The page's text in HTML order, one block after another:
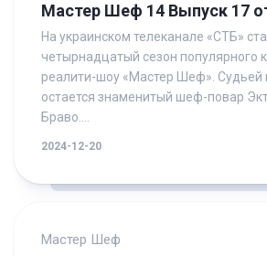
Мастер Шеф 14 Выпуск 17
На украинском телеканале «СТБ»
четырнадцатый сезон популярного
реалити-шоу «Мастер Шеф». Судьей
остается знаменитый шеф-повар
Браво....
2024-12-20
Мастер Шеф